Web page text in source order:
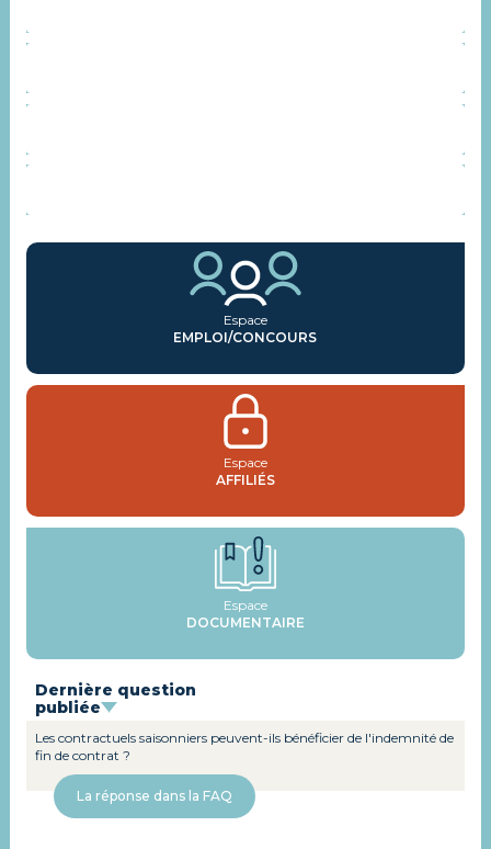
Espace
EMPLOI/CONCOURS
Espace
AFFILIÉS
Espace
DOCUMENTAIRE
Dernière question
publiée
Les contractuels saisonniers peuvent-ils bénéficier de l'indemnité de
fin de contrat ?
La réponse dans la FAQ